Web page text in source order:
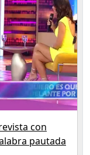
con
pautada